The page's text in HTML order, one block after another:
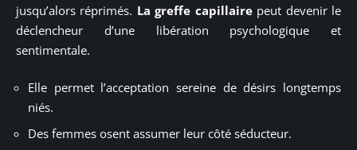
jusqu’alors réprimés. La greffe capillairepeut devenir le
déclencheur d’une libération psychologique et
sentimentale.
Elle permet l’acceptation sereine de désirs longtemps
niés.
Des femmes osent assumer leur côté séducteur.